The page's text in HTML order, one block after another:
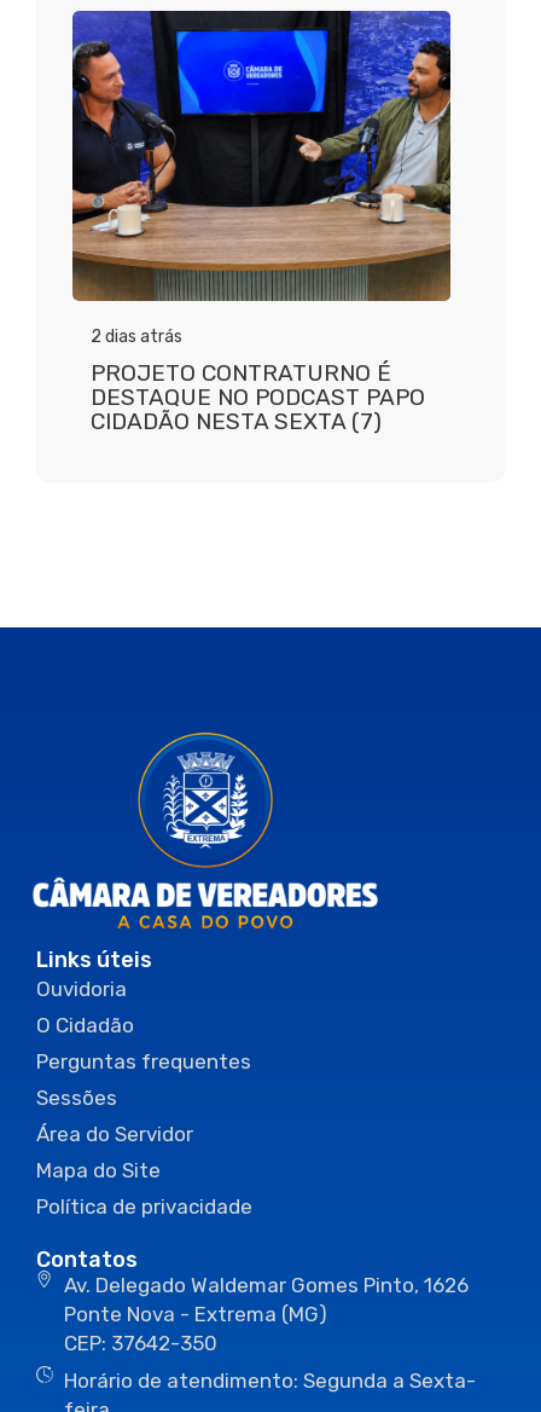
2 dias atrás
PROJETO CONTRATURNO É
DESTAQUE NO PODCAST PAPO
CIDADÃO NESTA SEXTA (7)
Links úteis
Ouvidoria
O Cidadão
Perguntas frequentes
Sessões
Área do Servidor
Mapa do Site
Política de privacidade
Contatos
Av. Delegado Waldemar Gomes Pinto, 1626
Ponte Nova - Extrema (MG)
CEP: 37642-350
Horário de atendimento: Segunda a Sexta-